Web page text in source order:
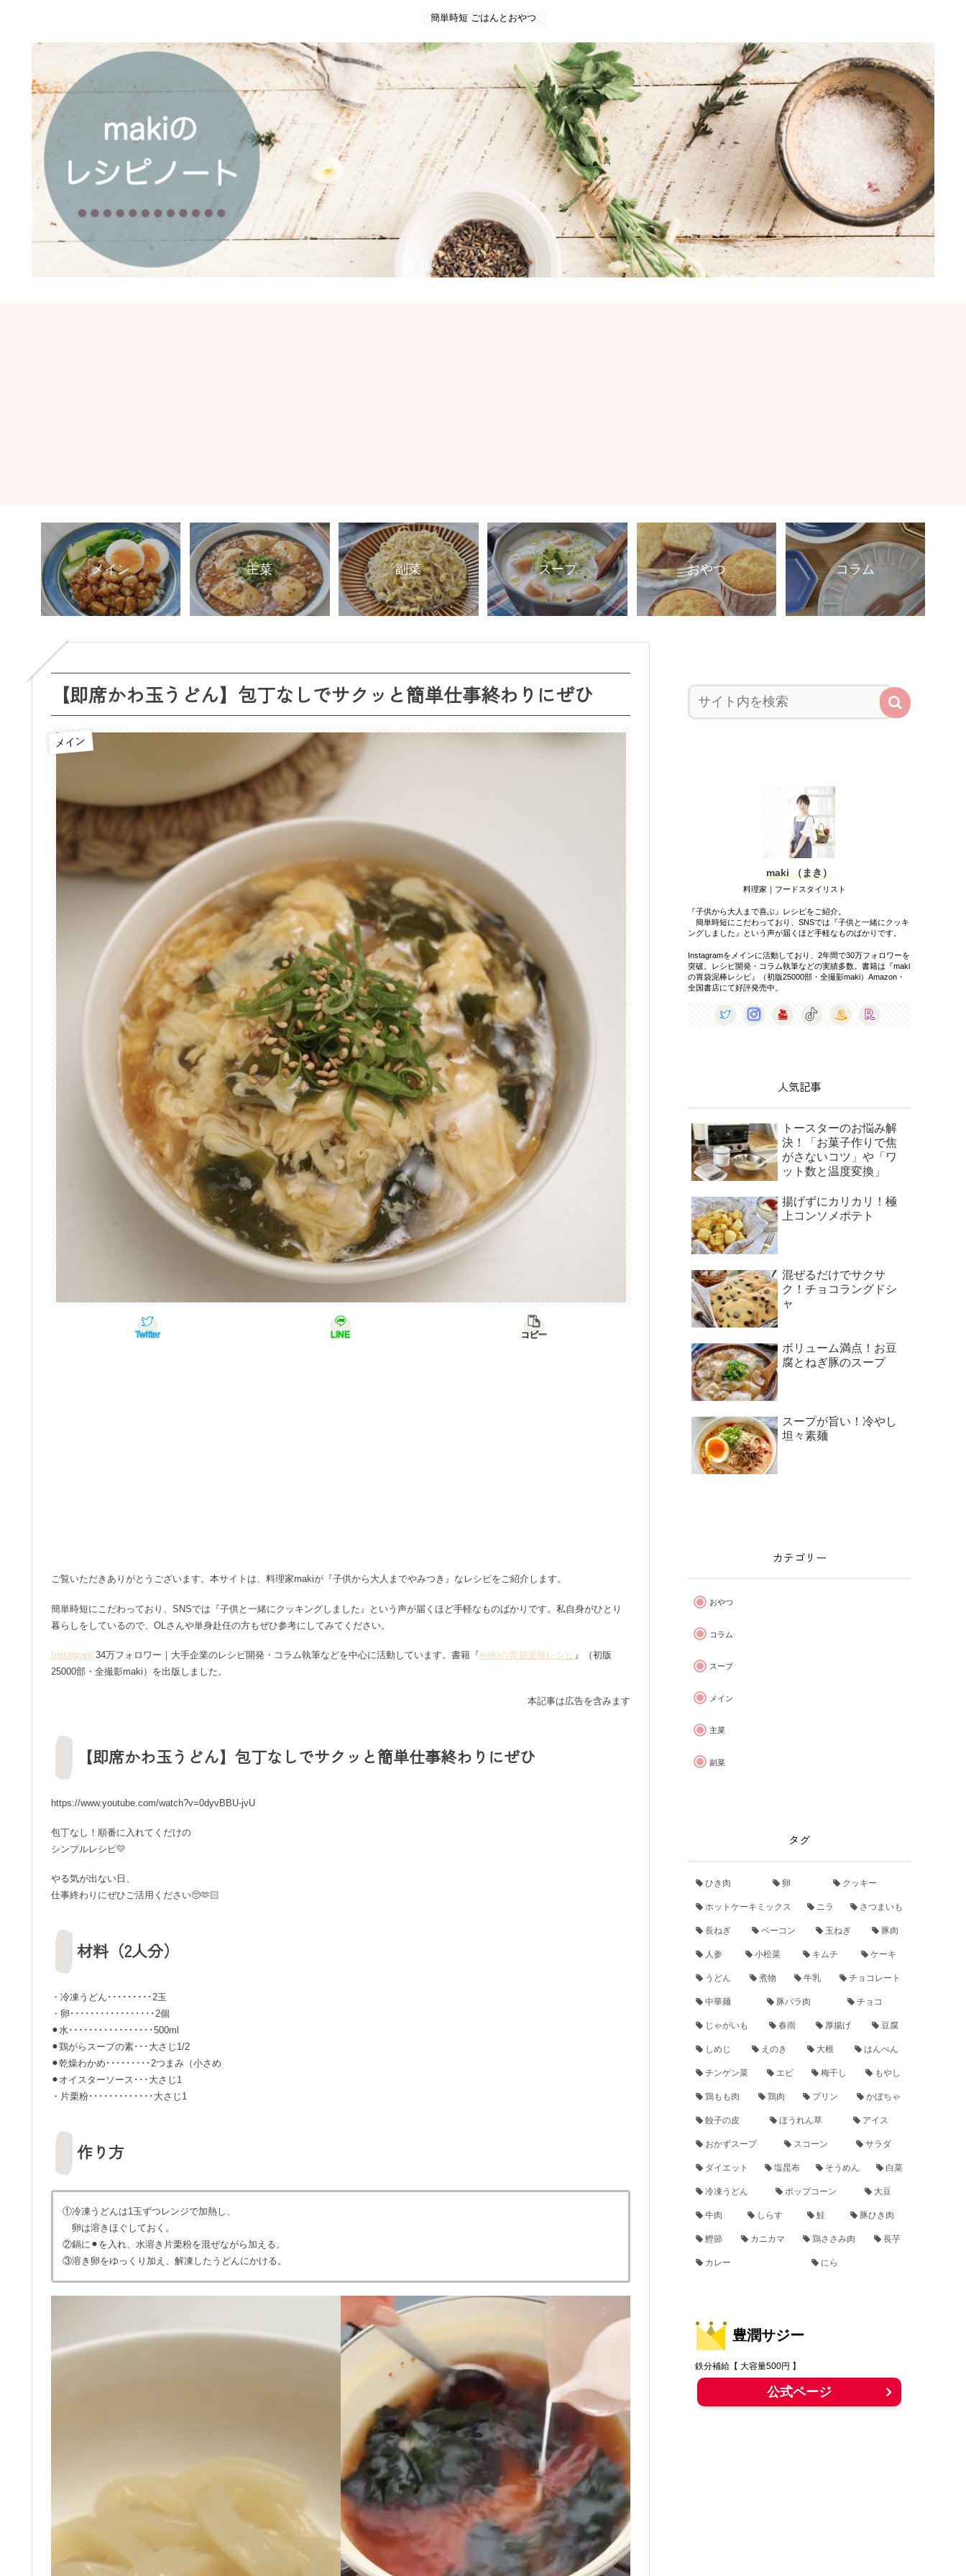
簡単時短 ごはんとおやつ
メイン 主菜 副菜 スープ おやつ コラム
【即席かわ玉うどん】包丁なしでサクッと簡単仕事終わりにぜひ
メイン
Twitter LINE コピー
ご覧いただきありがとうございます。本サイトは、料理家makiが『子供から大人までやみつき』なレシピをご紹介します。
簡単時短にこだわっており、SNSでは『子供と一緒にクッキングしました』という声が届くほど手軽なものばかりです。私自身がひとり
暮らしをしているので、OLさんや単身赴任の方もぜひ参考にしてみてください。
Instagram 34万フォロワー｜大手企業のレシピ開発・コラム執筆などを中心に活動しています。書籍『makiの胃袋泥棒レシピ 』（初版
25000部・全撮影maki）を出版しました。
本記事は広告を含みます
【即席かわ玉うどん】包丁なしでサクッと簡単仕事終わりにぜひ
https://www.youtube.com/watch?v=0dyvBBU-jvU
包丁なし！順番に入れてくだけの
シンプルレシピ💛
やる気が出ない日、
仕事終わりにぜひご活用ください🥺🫶🏻
材料（2人分）
・冷凍うどん･････････2玉
・卵･････････････････2個
⚫︎水･････････････････500ml
⚫︎鶏がらスープの素･･･大さじ1/2
⚫︎乾燥わかめ･････････2つまみ（小さめ
⚫︎オイスターソース･･･大さじ1
・片栗粉･････････････大さじ1
作り方
①冷凍うどんは1玉ずつレンジで加熱し、
卵は溶きほぐしておく。
②鍋に⚫︎を入れ、水溶き片栗粉を混ぜながら加える。
③溶き卵をゆっくり加え、解凍したうどんにかける。
maki （まき）
料理家｜フードスタイリスト
『子供から大人まで喜ぶ』レシピをご紹介。
簡単時短にこだわっており、SNSでは『子供と一緒にクッキ
ングしました』という声が届くほど手軽なものばかりです。
Instagramをメインに活動しており、2年間で30万フォロワーを
突破。レシピ開発・コラム執筆などの実績多数。書籍は『maki
の胃袋泥棒レシピ』（初版25000部・全撮影maki）Amazon・
全国書店にて好評発売中。
人気記事
トースターのお悩み解
決！「お菓子作りで焦
がさないコツ」や「ワ
ット数と温度変換」
揚げずにカリカリ！極
上コンソメポテト
混ぜるだけでサクサ
ク！チョコラングドシ
ャ
ボリューム満点！お豆
腐とねぎ豚のスープ
スープが旨い！冷やし
坦々素麺
カテゴリー
おやつ
コラム
スープ
メイン
主菜
副菜
タグ
ひき肉 卵 クッキー
ホットケーキミックス ニラ さつまいも
長ねぎ ベーコン 玉ねぎ 豚肉
人参 小松菜 キムチ ケーキ
うどん 煮物 牛乳 チョコレート
中華麺 豚バラ肉 チョコ
じゃがいも 春雨 厚揚げ 豆腐
しめじ えのき 大根 はんぺん
チンゲン菜 エビ 梅干し もやし
鶏もも肉 鶏肉 プリン かぼちゃ
餃子の皮 ほうれん草 アイス
おかずスープ スコーン サラダ
ダイエット 塩昆布 そうめん 白菜
冷凍うどん ポップコーン 大豆
牛肉 しらす 鮭 豚ひき肉
鰹節 カニカマ 鶏ささみ肉 長芋
カレー にら
豊潤サジー
鉄分補給【 大容量500円 】
公式ページ